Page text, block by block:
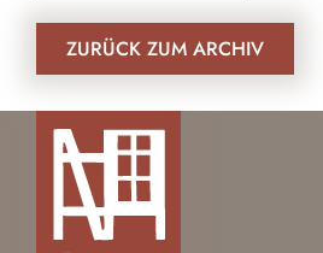
ZURÜCK ZUM ARCHIV